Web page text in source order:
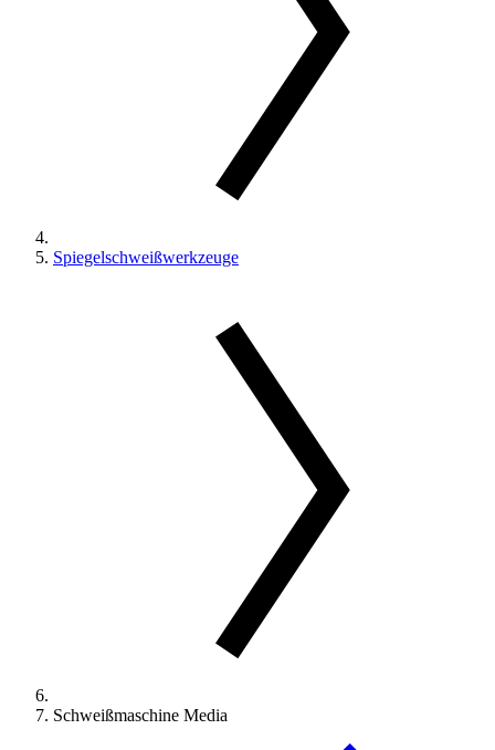
Spiegelschweißwerkzeuge
Schweißmaschine Media